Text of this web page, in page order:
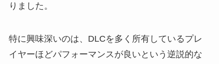
りました。
特に興味深いのは、DLCを多く所有しているプレ
イヤーほどパフォーマンスが良いという逆説的な